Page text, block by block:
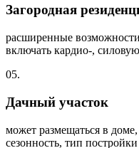
Загородная
расширенные
включать кардио-,
05.
Дачный участок
может размещаться в
сезонность, тип